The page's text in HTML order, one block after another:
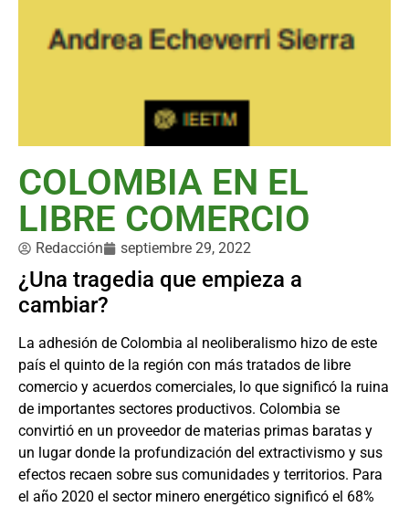
COLOMBIA EN EL
LIBRE COMERCIO
Redacción septiembre 29, 2022
¿Una tragedia que empieza a
cambiar?
La adhesión de Colombia al neoliberalismo hizo de este
país el quinto de la región con más tratados de libre
comercio y acuerdos comerciales, lo que significó la ruina
de importantes sectores productivos. Colombia se
convirtió en un proveedor de materias primas baratas y
un lugar donde la profundización del extractivismo y sus
efectos recaen sobre sus comunidades y territorios. Para
el año 2020 el sector minero energético significó el 68%